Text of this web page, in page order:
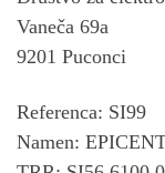
Vaneča 69a
9201 Puconci
Referenca: SI99
Namen: